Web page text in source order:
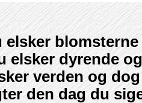
elsker
elsker dyrende
verden og
den dag du